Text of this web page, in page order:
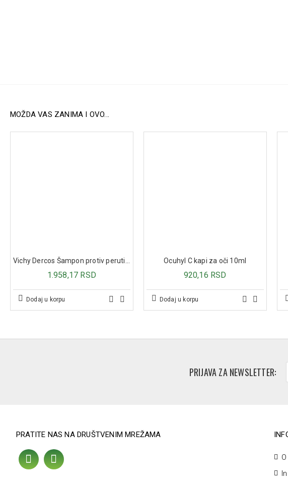
MOŽDA VAS ZANIMA I OVO...
1.958,17 RSD
Dodaj u korpu
Ocuhyl C kapi za oči 10ml
920,16 RSD
Dodaj u korpu
PRIJAVA ZA NEWSLETTER:
PRATITE NAS NA DRUŠTVENIM MREŽAMA